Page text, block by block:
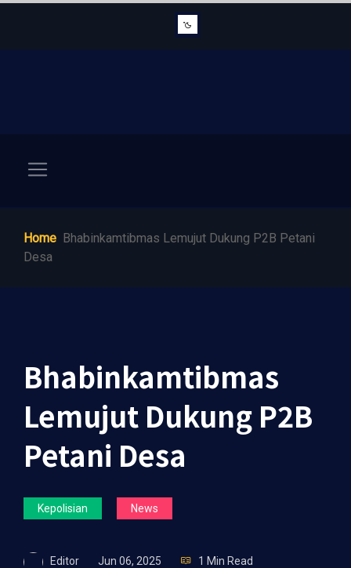
Home Bhabinkamtibmas Lemujut Dukung P2B Petani
Desa
Bhabinkamtibmas
Lemujut Dukung P2B
Petani Desa
Kepolisian News
Editor Jun 06, 2025 1 Min Read